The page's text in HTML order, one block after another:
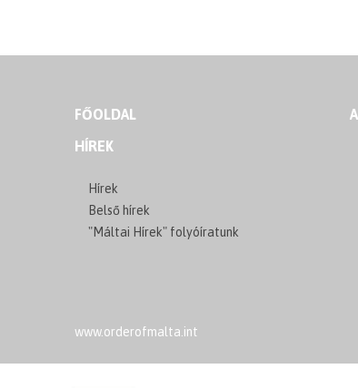
FŐOLDAL
HÍREK
Hírek
Belső hírek
"Máltai Hírek" folyóíratunk
www.orderofmalta.int